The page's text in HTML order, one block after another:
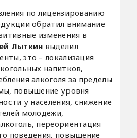
по лицензированию
обратил внимание
изменения в
Лыткин выделил
это – локализация
напитков,
алкоголя за пределы
повышение уровня
у населения, снижение
молодежи,
переориентация
поведения, повышение